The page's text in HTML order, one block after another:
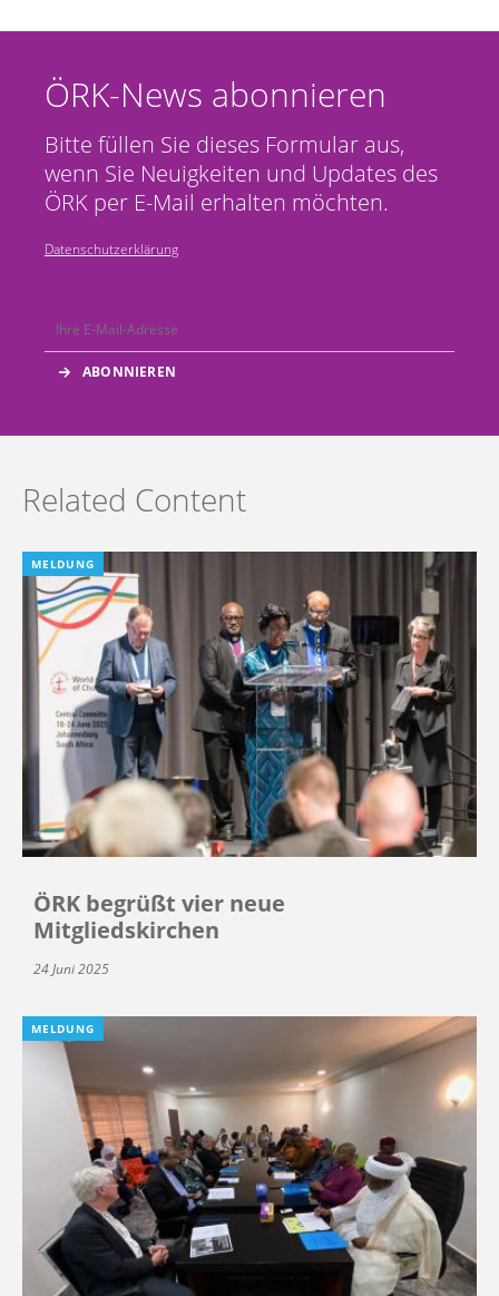
ÖRK-News abonnieren
Bitte füllen Sie dieses Formular aus,
wenn Sie Neuigkeiten und Updates des
ÖRK per E-Mail erhalten möchten.
Datenschutzerklärung
Related Content
MELDUNG
ÖRK begrüßt vier neue
Mitgliedskirchen
24 Juni 2025
MELDUNG